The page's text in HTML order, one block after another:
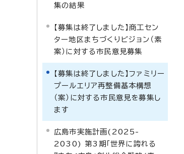
集の結果
【募集は終了しました】商工セン
ター地区まちづくりビジョン（素
案）に対する市民意見募集
【募集は終了しました】ファミリー
プールエリア再整備基本構想
（案）に対する市民意見を募集し
ます
広島市実施計画(2025-
2030) 第3期「世界に誇れる